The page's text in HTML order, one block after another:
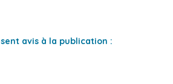
avis à la publication :